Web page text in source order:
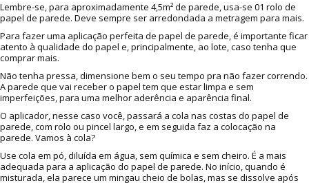
Lembre-se, para aproximadamente 4,5m² de parede, usa-se 01 rolo de
papel de parede. Deve sempre ser arredondada a metragem para mais.
Para fazer uma aplicação perfeita de papel de parede, é importante ficar
atento à qualidade do papel e, principalmente, ao lote, caso tenha que
comprar mais.
Não tenha pressa, dimensione bem o seu tempo pra não fazer correndo.
A parede que vai receber o papel tem que estar limpa e sem
imperfeições, para uma melhor aderência e aparência final.
O aplicador, nesse caso você, passará a cola nas costas do papel de
parede, com rolo ou pincel largo, e em seguida faz a colocação na
parede. Vamos à cola?
Use cola em pó, diluída em água, sem química e sem cheiro. É a mais
adequada para a aplicação do papel de parede. No início, quando é
misturada, ela parece um mingau cheio de bolas, mas se dissolve após